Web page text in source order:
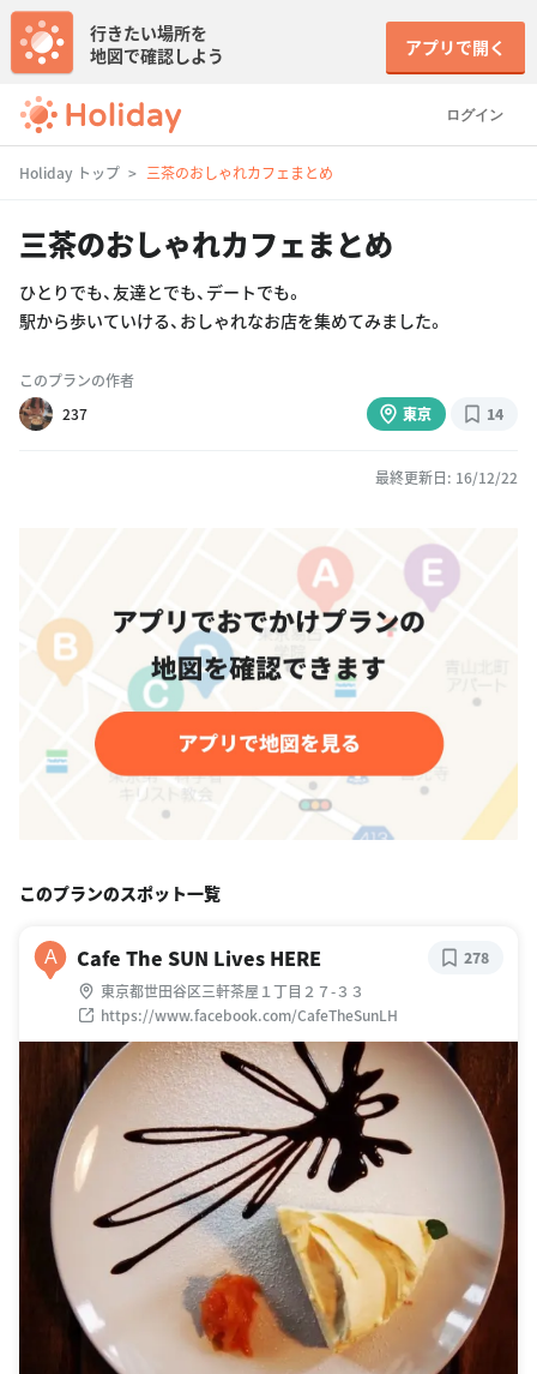
ログイン
行きたい場所を
地図で確認しよう
アプリで開く
Holiday トップ 三茶のおしゃれカフェまとめ
三茶のおしゃれカフェまとめ
ひとりでも、友達とでも、デートでも。
駅から歩いていける、おしゃれなお店を集めてみました。
このプランの作者
237
東京 14
最終更新日: 16/12/22
このプランのスポット一覧
A Cafe The SUN Lives HERE
東京都世田谷区三軒茶屋１丁目２７-３３
https://www.facebook.com/CafeTheSunLH
278